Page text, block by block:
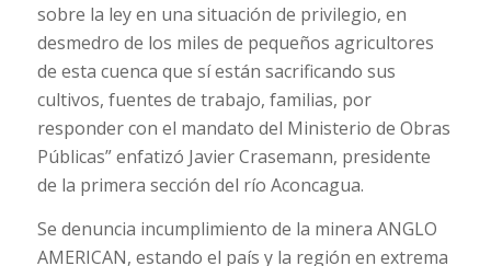
sobre la ley en una situación de privilegio, en
desmedro de los miles de pequeños agricultores
de esta cuenca que sí están sacrificando sus
cultivos, fuentes de trabajo, familias, por
responder con el mandato del Ministerio de Obras
Públicas” enfatizó Javier Crasemann, presidente
de la primera sección del río Aconcagua.
Se denuncia incumplimiento de la minera ANGLO
AMERICAN, estando el país y la región en extrema